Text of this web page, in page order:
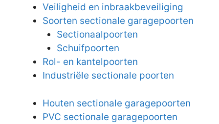
Veiligheid en inbraakbeveiliging
Soorten sectionale garagepoorten
Sectionaalpoorten
Schuifpoorten
Rol- en kantelpoorten
Industriële sectionale poorten
Houten sectionale garagepoorten
PVC sectionale garagepoorten